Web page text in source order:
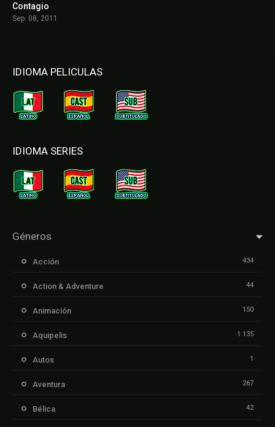
Contagio
Sep. 08, 2011
IDIOMA PELICULAS
IDIOMA SERIES
Géneros
Acción 434
Action & Adventure 44
Animación 150
Aquipelis 1.135
Autos 1
Aventura 267
Bélica 42